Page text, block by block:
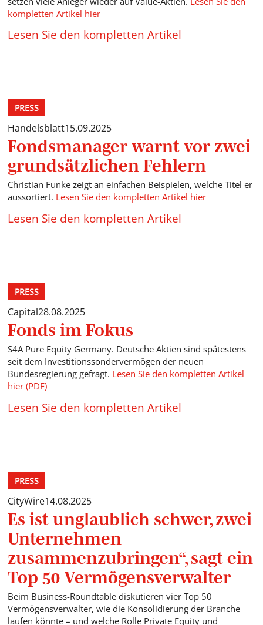
kompletten Artikel hier
Lesen Sie den kompletten Artikel
PRESS
Handelsblatt15.09.2025
Fondsmanager warnt vor zwei
grundsätzlichen Fehlern
Christian Funke zeigt an einfachen Beispielen, welche Titel er
aussortiert. Lesen Sie den kompletten Artikel hier
Lesen Sie den kompletten Artikel
PRESS
Capital28.08.2025
Fonds im Fokus
S4A Pure Equity Germany. Deutsche Aktien sind spätestens
seit dem Investitionssondervermögen der neuen
Bundesregierung gefragt. Lesen Sie den kompletten Artikel
hier (PDF)
Lesen Sie den kompletten Artikel
PRESS
CityWire14.08.2025
Es ist unglaublich schwer, zwei
Unternehmen
zusammenzubringen“, sagt ein
Top 50 Vermögensverwalter
Beim Business-Roundtable diskutieren vier Top 50
Vermögensverwalter, wie die Konsolidierung der Branche
laufen könnte – und welche Rolle Private Equity und